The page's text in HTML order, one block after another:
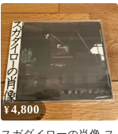
ラウン トルコヴィン
テージラグ
¥4,800